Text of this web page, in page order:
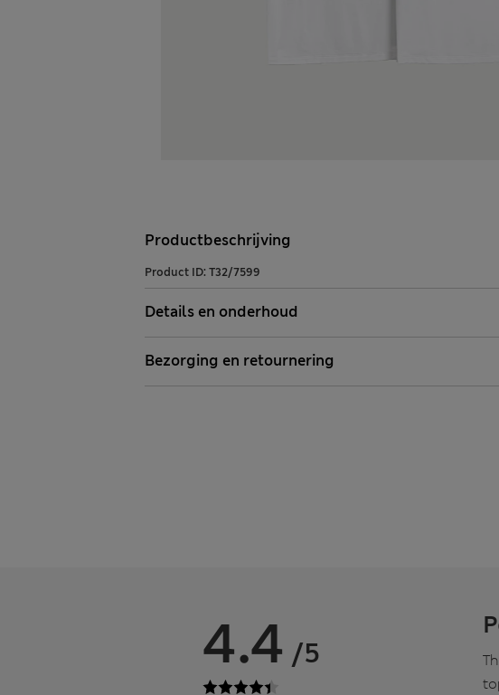
Productbeschrijving
Product ID: T32/7599
Details en onderhoud
Bezorging en retournering
4.4 /5